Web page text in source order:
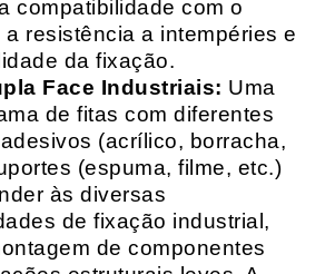
compatibilidade com o
a resistência a intempéries e
da fixação.
Face Industriais: Uma
de fitas com diferentes
(acrílico, borracha,
(espuma, filme, etc.)
às diversas
de fixação industrial,
de componentes